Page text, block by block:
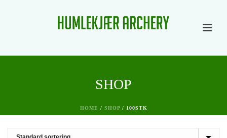
SHOP
HOME / SHOP/ 100STK